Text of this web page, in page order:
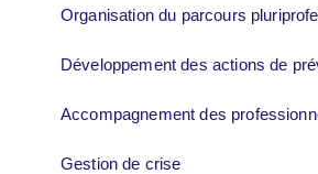
Organisation du parcours
Développement des actions de
Accompagnement des
Gestion de crise